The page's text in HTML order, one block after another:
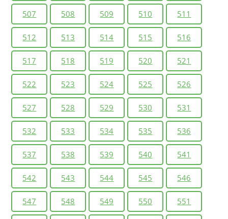
507 508 509 510 511
512 513 514 515 516
517 518 519 520 521
522 523 524 525 526
527 528 529 530 531
532 533 534 535 536
537 538 539 540 541
542 543 544 545 546
547 548 549 550 551